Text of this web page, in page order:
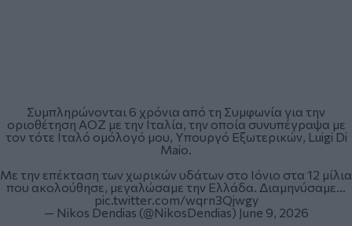
Συμπληρώνονται 6 χρόνια από τη Συμφωνία για την
οριοθέτηση ΑΟΖ με την Ιταλία, την οποία συνυπέγραψα με
τον τότε Ιταλό ομόλογό μου, Υπουργό Εξωτερικών, Luigi Di
Maio.
Με την επέκταση των χωρικών υδάτων στο Ιόνιο στα 12 μίλια
που ακολούθησε, μεγαλώσαμε την Ελλάδα. Διαμηνύσαμε…
pic.twitter.com/wqrn3Qjwgy
— Nikos Dendias (@NikosDendias) June 9, 2026